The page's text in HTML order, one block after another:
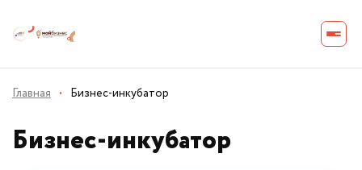
Главная · Бизнес-инкубатор
Бизнес-инкубатор